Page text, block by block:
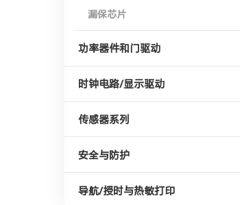
漏保芯片
功率器件和门驱动
时钟电路/显示驱动
传感器系列
安全与防护
导航/授时与热敏打印